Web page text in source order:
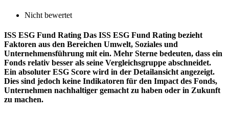
Nicht bewertet
ISS ESG Fund Rating Das ISS ESG Fund Rating bezieht
Faktoren aus den Bereichen Umwelt, Soziales und
Unternehmensführung mit ein. Mehr Sterne bedeuten, dass ein
Fonds relativ besser als seine Vergleichsgruppe abschneidet.
Ein absoluter ESG Score wird in der Detailansicht angezeigt.
Dies sind jedoch keine Indikatoren für den Impact des Fonds,
Unternehmen nachhaltiger gemacht zu haben oder in Zukunft
zu machen.